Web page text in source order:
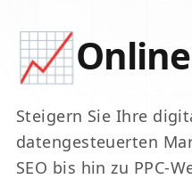
📈
Steigern Sie Ihre
datengesteuerten
SEO bis hin zu PPC-